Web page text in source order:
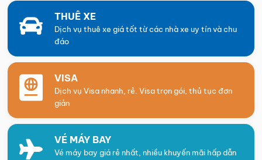
THUÊ XE
Dịch vụ thuê xe giá tốt từ các nhà xe uy tín và chu
đáo
VISA
Dịch vụ Visa nhanh, rẻ. Visa trọn gói, thủ tục đơn
giản
VÉ MÁY BAY
Vé máy bay giá rẻ nhất, nhiều khuyến mãi hấp dẫn